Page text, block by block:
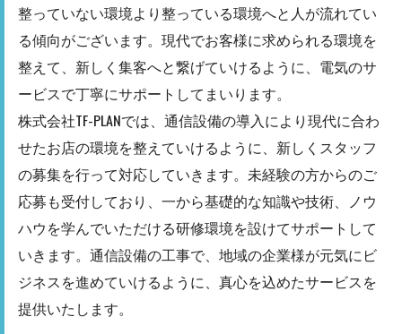
整っていない環境より整っている環境へと人が流れてい
る傾向がございます。現代でお客様に求められる環境を
整えて、新しく集客へと繋げていけるように、電気のサ
ービスで丁寧にサポートしてまいります。
株式会社TF-PLANでは、通信設備の導入により現代に合わ
せたお店の環境を整えていけるように、新しくスタッフ
の募集を行って対応していきます。未経験の方からのご
応募も受付しており、一から基礎的な知識や技術、ノウ
ハウを学んでいただける研修環境を設けてサポートして
いきます。通信設備の工事で、地域の企業様が元気にビ
ジネスを進めていけるように、真心を込めたサービスを
提供いたします。